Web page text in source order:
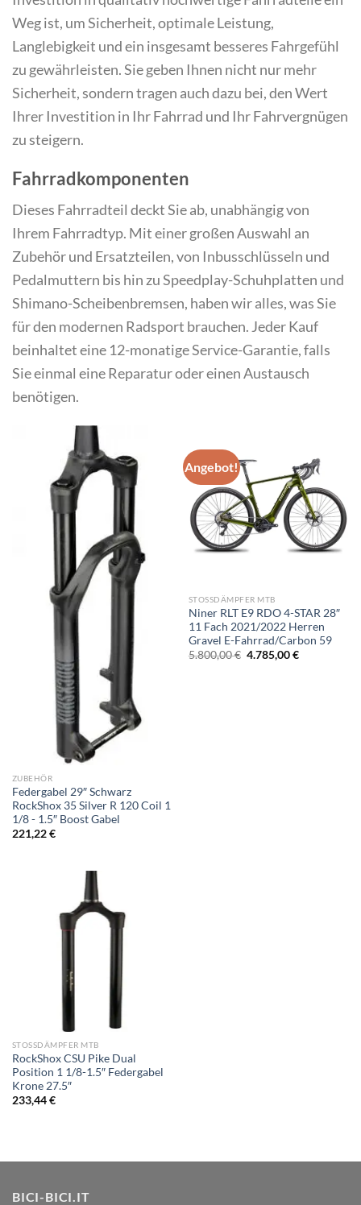
Weg ist, um Sicherheit, optimale Leistung,
Langlebigkeit und ein insgesamt besseres Fahrgefühl
zu gewährleisten. Sie geben Ihnen nicht nur mehr
Sicherheit, sondern tragen auch dazu bei, den Wert
Ihrer Investition in Ihr Fahrrad und Ihr Fahrvergnügen
zu steigern.
Fahrradkomponenten
Dieses Fahrradteil deckt Sie ab, unabhängig von
Ihrem Fahrradtyp. Mit einer großen Auswahl an
Zubehör und Ersatzteilen, von Inbusschlüsseln und
Pedalmuttern bis hin zu Speedplay-Schuhplatten und
Shimano-Scheibenbremsen, haben wir alles, was Sie
für den modernen Radsport brauchen. Jeder Kauf
beinhaltet eine 12-monatige Service-Garantie, falls
Sie einmal eine Reparatur oder einen Austausch
benötigen.
ZUBEHÖR
Federgabel 29″ Schwarz
RockShox 35 Silver R 120 Coil 1
1/8 - 1.5″ Boost Gabel
221,22€
Angebot!
STOSSDÄMPFER MTB
Niner RLT E9 RDO 4-STAR 28″
11 Fach 2021/2022 Herren
Gravel E-Fahrrad/Carbon 59
5.800,00€ Ursprünglicher
4.785,00€Aktueller
STOSSDÄMPFER MTB
RockShox CSU Pike Dual
Position 1 1/8-1.5″ Federgabel
Krone 27.5″
233,44€
BICI-BICI.IT